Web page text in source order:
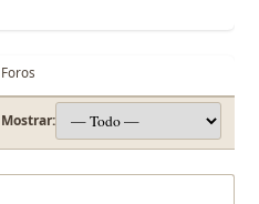
Foros
Mostrar: